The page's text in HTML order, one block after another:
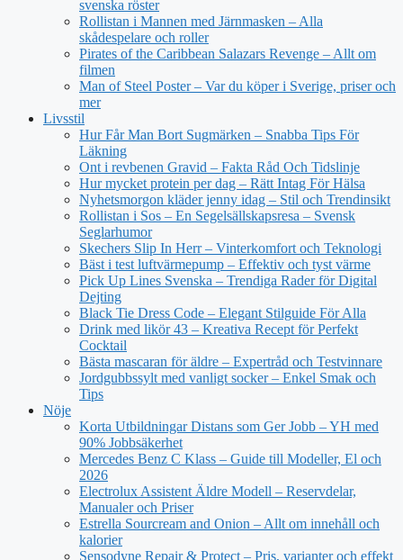
svenska röster
Rollistan i Mannen med Järnmasken – Alla
skådespelare och roller
Pirates of the Caribbean Salazars Revenge – Allt om
filmen
Man of Steel Poster – Var du köper i Sverige, priser och
mer
Livsstil
Hur Får Man Bort Sugmärken – Snabba Tips För
Läkning
Ont i revbenen Gravid – Fakta Råd Och Tidslinje
Hur mycket protein per dag – Rätt Intag För Hälsa
Nyhetsmorgon kläder jenny idag – Stil och Trendinsikt
Rollistan i Sos – En Segelsällskapsresa – Svensk
Seglarhumor
Skechers Slip In Herr – Vinterkomfort och Teknologi
Bäst i test luftvärmepump – Effektiv och tyst värme
Pick Up Lines Svenska – Trendiga Rader för Digital
Dejting
Black Tie Dress Code – Elegant Stilguide För Alla
Drink med likör 43 – Kreativa Recept för Perfekt
Cocktail
Bästa mascaran för äldre – Expertråd och Testvinnare
Jordgubbssylt med vanligt socker – Enkel Smak och
Tips
Nöje
Korta Utbildningar Distans som Ger Jobb – YH med
90% Jobbsäkerhet
Mercedes Benz C Klass – Guide till Modeller, El och
2026
Electrolux Assistent Äldre Modell – Reservdelar,
Manualer och Priser
Estrella Sourcream and Onion – Allt om innehåll och
kalorier
Sensodyne Repair & Protect – Pris, varianter och effekt